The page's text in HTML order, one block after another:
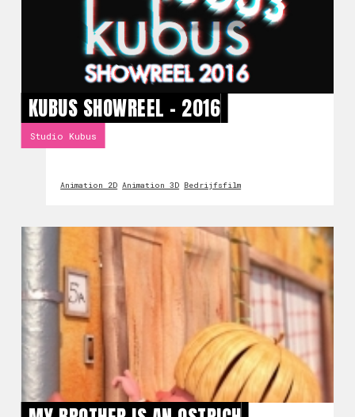
KUBUS SHOWREEL - 2016
Studio Kubus
Animation 2D Animation 3D Bedrijfsfilm